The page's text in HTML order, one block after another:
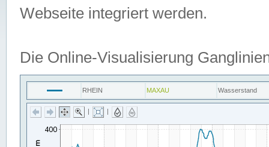
Webseite integriert werden.
Die Online-Visualisierung